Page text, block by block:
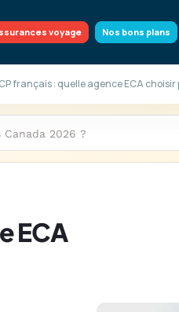
voyage Nos bons plans
français : quelle agence ECA
ECA